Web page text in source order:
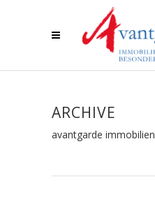
ARCHIVE
avantgarde immobilien